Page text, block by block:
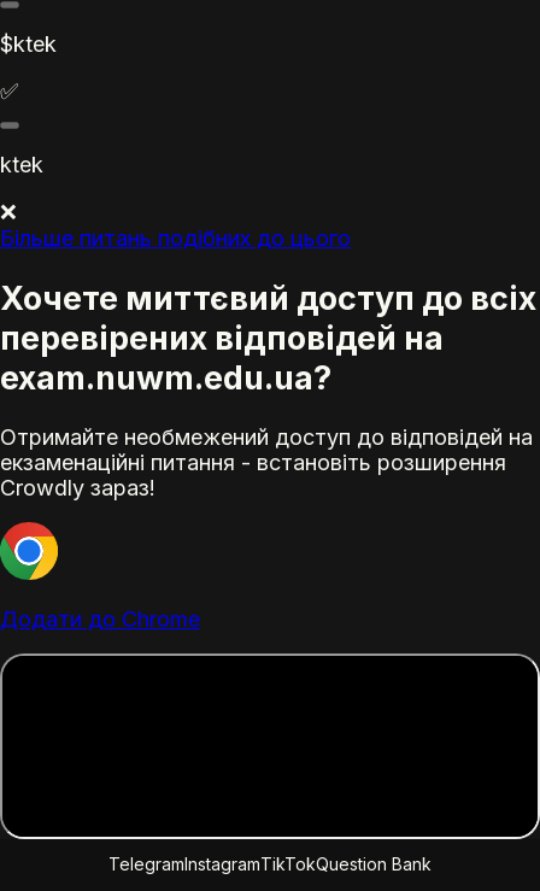
$ktek
✅
ktek
❌
Більше питань подібних до цього
Хочете миттєвий доступ до всіх
перевірених відповідей на
exam.nuwm.edu.ua?
Отримайте необмежений доступ до відповідей на
екзаменаційні питання - встановіть розширення
Crowdly зараз!
Додати до Chrome
TelegramInstagramTikTokQuestion Bank